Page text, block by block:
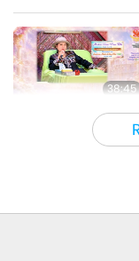
38:45
Entre Maître et disciples
25:38